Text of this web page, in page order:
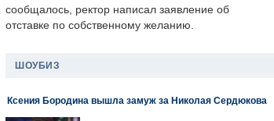
сообщалось, ректор написал заявление об
отставке по собственному желанию.
ШОУБИЗ
Ксения Бородина вышла замуж за Николая Сердюкова